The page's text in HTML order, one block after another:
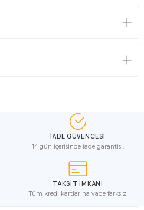
İADE GÜVENCESİ
14 gün içerisinde iade garantisi.
TAKSİT İMKANI
Tüm kredi kartlarına vade farksız.